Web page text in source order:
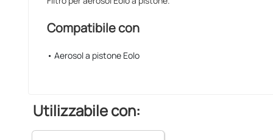
Compatibile con
• Aerosol a pistone Eolo
Utilizzabile con: